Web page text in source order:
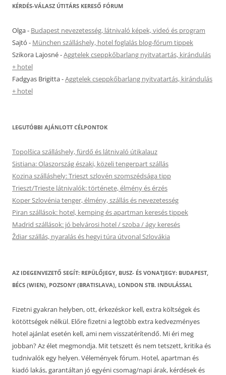
KÉRDÉS-VÁLASZ ÚTITÁRS KERESŐ FÓRUM
Olga- Budapest nevezetesség, látnivaló képek, videó és program
Sajtó - München szálláshely, hotel foglalás blog-fórum tippek
Szikora Lajosné-Aggtelek cseppkőbarlang nyitvatartás, kirándulás
+ hotel
Fadgyas Brigitta-Aggtelek cseppkőbarlang nyitvatartás, kirándulás
+ hotel
LEGUTÓBBI AJÁNLOTT CÉLPONTOK
Topolšica szálláshely, fürdő és látnivaló útikalauz
Sistiana: Olaszország északi, közeli tengerpart szállás
Kozina szálláshely: Trieszt szlovén szomszédsága tipp
Trieszt/Trieste látnivalók: története, élmény és érzés
Koper Szlovénia tenger, élmény, szállás és nevezetesség
Piran szállások: hotel, kemping és apartman keresés tippek
Madrid szállások: jó belvárosi hotel / szoba / ágy keresés
Ždiar szállás, nyaralás és hegyi túra útvonal Szlovákia
AZ IDEGENVEZETŐ SEGÍT: REPÜLŐJEGY, BUSZ- ÉS VONATJEGY: BUDAPEST,
BÉCS (WIEN), POZSONY (BRATISLAVA), LONDON STB. INDULÁSSAL
Fizetni gyakran helyben, ott, érkezéskor kell, extra költségek és
kötöttségek nélkül. Előre fizetni a legtöbb extra kedvezményes
hotel ajánlat esetén kell, ami nem visszatérítendő. Mi éri meg
jobban? Az élet megmondja. Mit tetszett és nem tetszett, kritika és
tudnivalók egy helyen. Vélemények fórum. Hotel, apartman és
kiadó lakás, garantáltan jó egyéni csomag/napi árak, kérdések és